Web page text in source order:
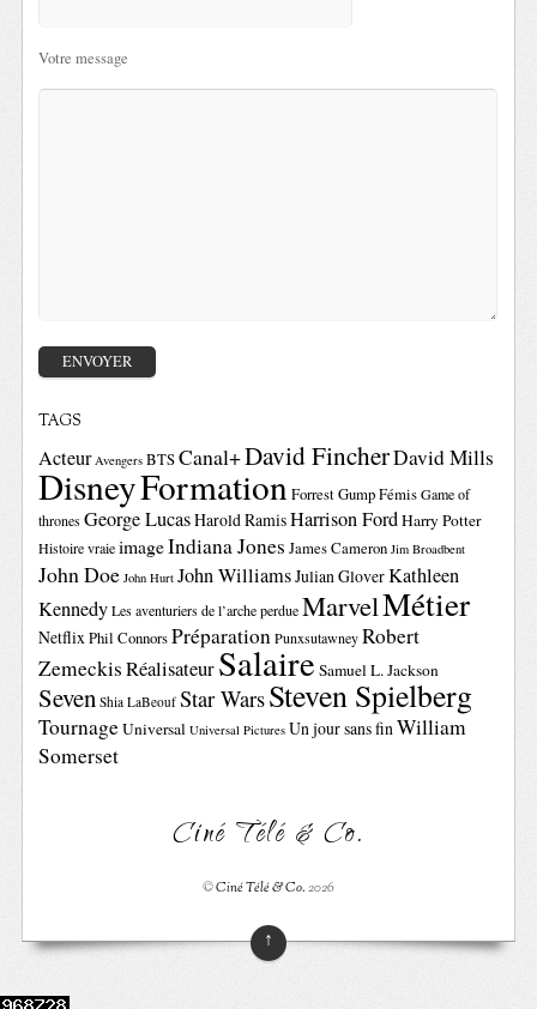
Votre message
TAGS
Acteur Avengers BTSCanal+David FincherDavid Mills
DisneyFormationForrest GumpFémis Game of
thrones George LucasHarold RamisHarrison FordHarry Potter
Histoire vraie imageIndiana Jones James Cameron Jim Broadbent
John Doe John Hurt John WilliamsJulian GloverKathleen
Kennedy Les aventuriers de l’arche perdue MarvelMétier
NetflixPhil ConnorsPréparation Punxsutawney Robert
ZemeckisRéalisateurSalaire Samuel L. Jackson
Seven Shia LaBeouf Star WarsSteven Spielberg
TournageUniversal Universal Pictures Un jour sans finWilliam
Somerset
Ciné Télé & Co.
©Ciné Télé & Co.2026
↑